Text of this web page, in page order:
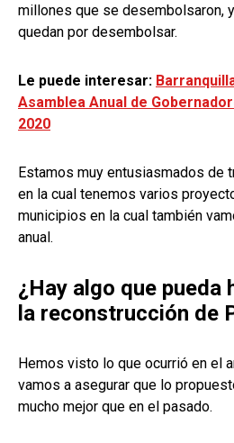
millones que se desembolsaron,
quedan por desembolsar.
Le puede interesar:
Asamblea Anual de
2020
Estamos muy entusiasmados de
en la cual tenemos varios
municipios en la cual también
anual.
¿Hay algo que pueda
la reconstrucción de
Hemos visto lo que ocurrió en el
vamos a asegurar que lo
mucho mejor que en el pasado.